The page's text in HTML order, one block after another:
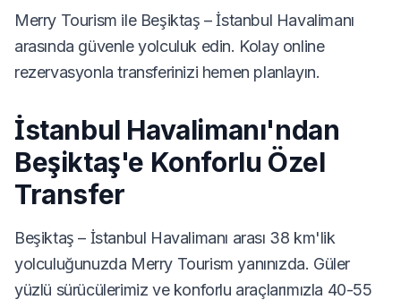
Merry Tourism ile Beşiktaş – İstanbul Havalimanı
arasında güvenle yolculuk edin. Kolay online
rezervasyonla transferinizi hemen planlayın.
İstanbul Havalimanı'ndan
Beşiktaş'e Konforlu Özel
Transfer
Beşiktaş – İstanbul Havalimanı arası 38 km'lik
yolculuğunuzda Merry Tourism yanınızda. Güler
yüzlü sürücülerimiz ve konforlu araçlarımızla 40-55